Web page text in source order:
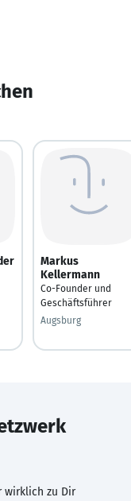
Markus
Kellermann
Co-Founder und
Geschäftsführer
Augsburg
wirklich zu Dir